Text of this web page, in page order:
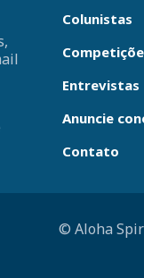
Colunistas
Entrevistas
Anuncie
Contato
© Aloha